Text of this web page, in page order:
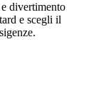
divertimento
e scegli il